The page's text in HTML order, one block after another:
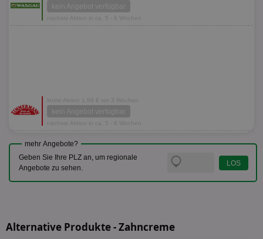
kein Angebot verfügbar
nächste Aktion in ca. 5 - 6 Wochen
letzte Aktion 1,99 € vor 3 Wochen
kein Angebot verfügbar
nächste Aktion in ca. 5 - 6 Wochen
mehr Angebote?
Geben Sie Ihre PLZ an, um regionale
Angebote zu sehen.
Alternative Produkte - Zahncreme